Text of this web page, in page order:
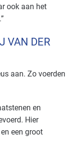
ook aan het
VAN DER
aan. Zo voerden
en
Hier
een groot